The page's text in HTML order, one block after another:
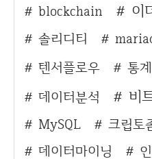
blockchain 이
솔리디티
텐서플로우
통계
데이터분석 비
MySQL
크립토
데이터마이닝